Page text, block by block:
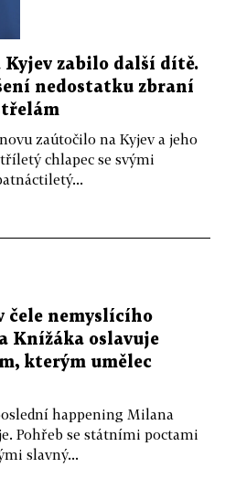
Kyjev zabilo další dítě.
nedostatku zbraní
zaútočilo na Kyjev a jeho
chlapec se svými
čele nemyslícího
Knížáka oslavuje
kterým umělec
happening Milana
Pohřeb se státními poctami
slavný...